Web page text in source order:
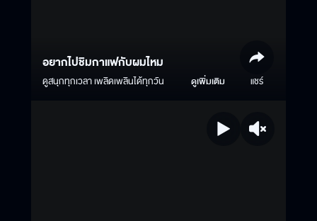
อยากไปชิมกาแฟกับผมไหม
ดูสนุกทุกเวลา เพลิดเพลินได้ทุกวัน ดูเพิ่มเติม แชร์